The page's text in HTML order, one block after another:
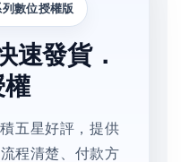
數位授權版
速發貨．
權
五星好評，提供
程清楚、付款方